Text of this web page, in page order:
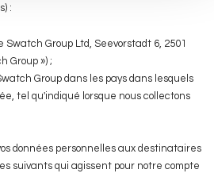
:
Swatch Group Ltd, Seevorstadt 6, 2501
Group ») ;
Group dans les pays dans lesquels
tel qu'indiqué lorsque nous collectons
données personnelles aux destinataires
suivants qui agissent pour notre compte